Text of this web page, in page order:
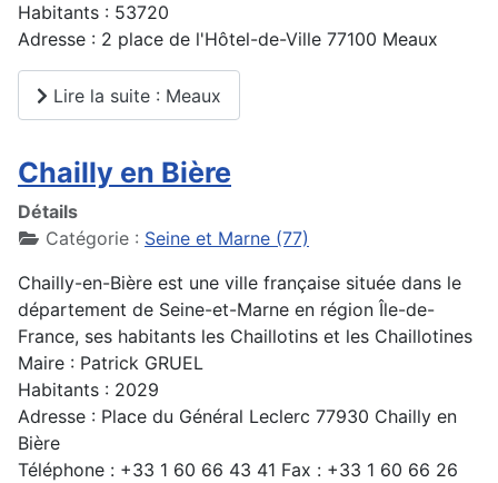
Habitants : 53720
Adresse : 2 place de l'Hôtel-de-Ville 77100 Meaux
Lire la suite : Meaux
Chailly en Bière
Détails
Catégorie : Seine et Marne (77)
Chailly-en-Bière est une ville française située dans le
département de Seine-et-Marne en région Île-de-
France, ses habitants les Chaillotins et les Chaillotines
Maire : Patrick GRUEL
Habitants : 2029
Adresse : Place du Général Leclerc 77930 Chailly en
Bière
Téléphone : +33 1 60 66 43 41 Fax : +33 1 60 66 26